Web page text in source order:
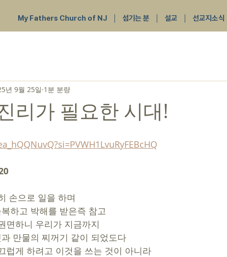
My Fathers Church of NJ 섬기는 분 설교 선교지소식
리가 필요한 시대!
년 9월 25일 1분 분량
손으로 일을 하며
축복하고 박해를 받은즉 참고
면하니 우리가 지금까지
것과 만물의 찌꺼기 같이 되었도다
럽게 하려고 이것을 쓰는 것이 아니라